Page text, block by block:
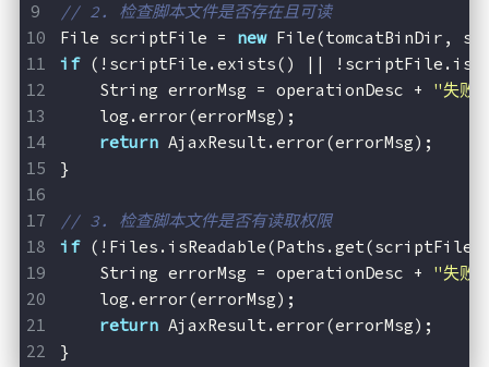
// 2. 检查脚本文件是否存在且可读
File scriptFile = new File(tomcatBinDir,
if (!scriptFile.exists() ||
    String errorMsg = operationDesc +
"失败
    log.error(errorMsg);
return AjaxResult.error(errorMsg);
}
// 3. 检查脚本文件是否有读取权限
if
    String errorMsg = operationDesc +
"失败
    log.error(errorMsg);
return AjaxResult.error(errorMsg);
}